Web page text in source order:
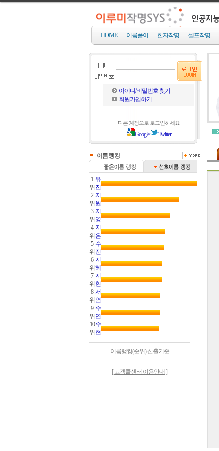
HOME 이름풀이 한자작명 셀프작명
아이디/비밀번호 찾기
회원가입하기
다른 계정으로 로그인하세요
Google Twitter
이름랭킹
1
위
유
진
2
위
지
원
3
위
지
영
4
위
지
은
5
위
수
진
6
위
지
혜
7
위
지
현
8
위
서
연
9
위
수
연
10
위
수
현
이름랭킹(순위) 산출기준
[ 고객콜센터 이용안내 ]